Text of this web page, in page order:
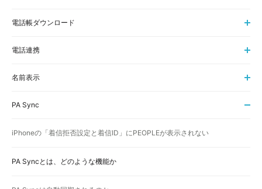
電話帳ダウンロード
電話連携
名前表示
PA Sync
iPhoneの「着信拒否設定と着信ID」にPEOPLEが表示されない
PA Syncとは、どのような機能か